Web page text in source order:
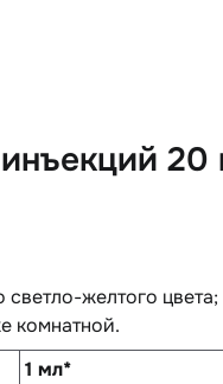
светло-желтого
комнатной.
1 мл*